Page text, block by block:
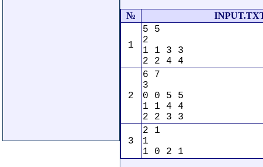
№
1
5 5
2
1 1 3 3
2 2 4 4
2
6 7
3
0 0 5 5
1 1 4 4
2 2 3 3
3
2 1
1
1 0 2 1